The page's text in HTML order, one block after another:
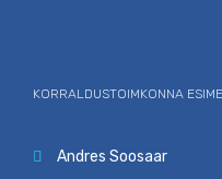
KORRALDUSTOIMKONNA
 Andres Soosaar